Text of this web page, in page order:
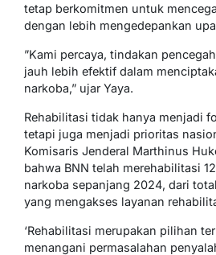
tetap berkomitmen untuk
dengan lebih mengedepankan
”Kami percaya, tindakan
jauh lebih efektif dalam
narkoba,” ujar Yaya.
Rehabilitasi tidak hanya menjadi
tetapi juga menjadi prioritas
Komisaris Jenderal Marthinus
bahwa BNN telah merehabilitasi
narkoba sepanjang 2024, dari
yang mengakses layanan
‘Rehabilitasi merupakan pilihan
menangani permasalahan